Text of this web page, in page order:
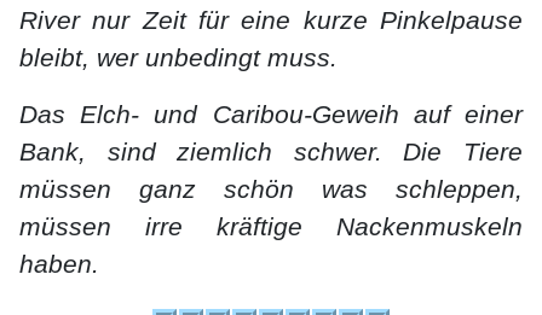
River nur Zeit für eine kurze Pinkelpause
bleibt, wer unbedingt muss.
Das Elch- und Caribou-Geweih auf einer
Bank, sind ziemlich schwer. Die Tiere
müssen ganz schön was schleppen,
müssen irre kräftige Nackenmuskeln
haben.